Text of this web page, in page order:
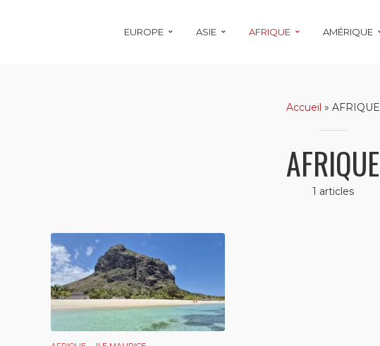
EUROPE ASIE AFRIQUE AMÉRIQUE
Accueil » AFRIQUE
AFRIQUE
1 articles